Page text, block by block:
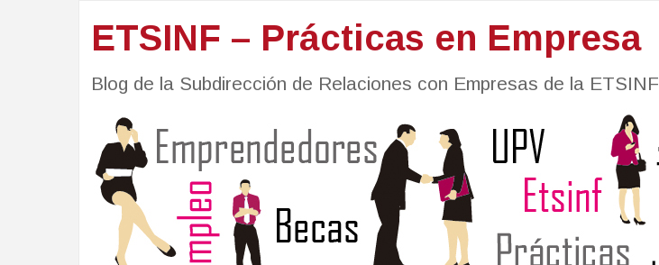
ETSINF – Prácticas en Empresa
Blog de la Subdirección de Relaciones con Empresas de la ETSINF